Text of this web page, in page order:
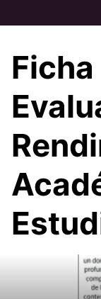
to
Ficha